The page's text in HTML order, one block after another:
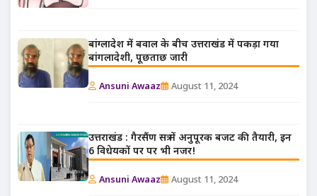
बांग्लादेश में बवाल के बीच उत्तराखंड में पकड़ा गया
बांगलादेशी, पूछताछ जारी
Ansuni Awaaz August 11, 2024
उत्तराखंड : गैरसैंण सत्र में अनुपूरक बजट की तैयारी, इन
6 विधेयकों पर पर भी नजर!
Ansuni Awaaz August 11, 2024